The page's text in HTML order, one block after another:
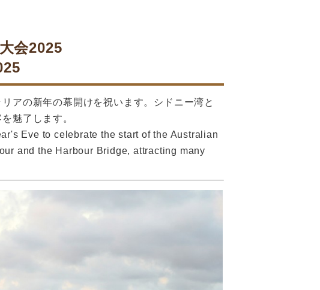
会2025
アの新年の幕開けを祝います。シドニー湾と
魅了します。
Eve to celebrate the start of the Australian
and the Harbour Bridge, attracting many